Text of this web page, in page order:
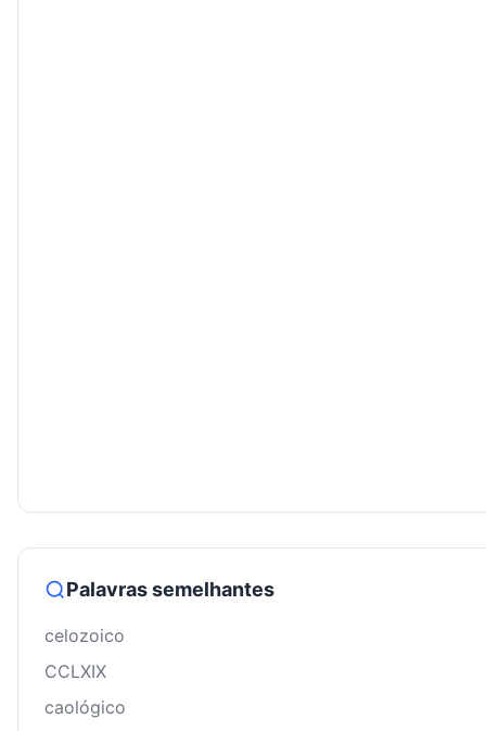
Palavras semelhantes
celozoico
CCLXIX
caológico